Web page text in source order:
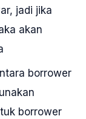
jadi jika
akan
borrower
borrower